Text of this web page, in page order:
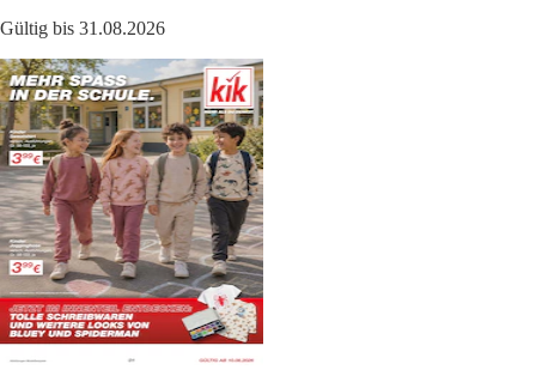
Gültig bis 31.08.2026